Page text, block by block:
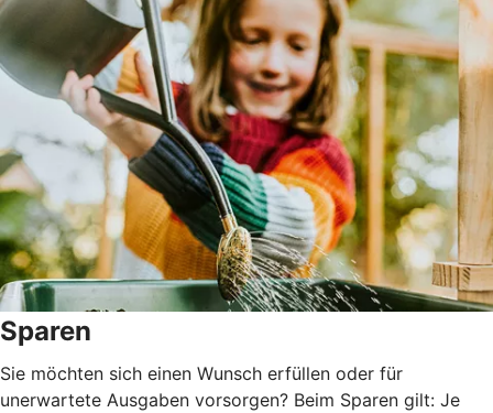
Sparen
Sie möchten sich einen Wunsch erfüllen oder für
unerwartete Ausgaben vorsorgen? Beim Sparen gilt: Je